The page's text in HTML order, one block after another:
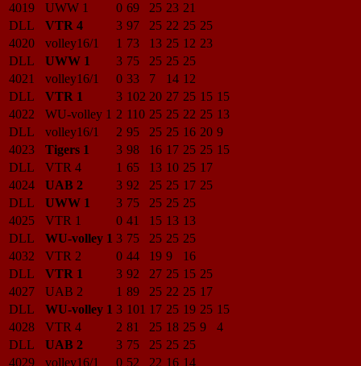
4019
UWW 1 0 69 25 23 21
DLL
VTR 4 3 97 25 22 25 25
4020
volley16/1 1 73 13 25 12 23
DLL
UWW 1 3 75 25 25 25
4021
volley16/1 0 33 7 14 12
DLL
VTR 1 3 102 20 27 25 15 15
4022
WU-volley 1 2 110 25 25 22 25 13
DLL
volley16/1 2 95 25 25 16 20 9
4023
Tigers 1 3 98 16 17 25 25 15
DLL
VTR 4 1 65 13 10 25 17
4024
UAB 2 3 92 25 25 17 25
DLL
UWW 1 3 75 25 25 25
4025
VTR 1 0 41 15 13 13
DLL
WU-volley 1 3 75 25 25 25
4032
VTR 2 0 44 19 9
16
DLL
VTR 1 3 92 27 25 15 25
4027
UAB 2 1 89 25 22 25 17
DLL
WU-volley 1 3 101 17 25 19 25 15
4028
VTR 4 2 81 25 18 25 9
4
DLL
UAB 2 3 75 25 25 25
4029
volley16/1 0 52 22 16 14